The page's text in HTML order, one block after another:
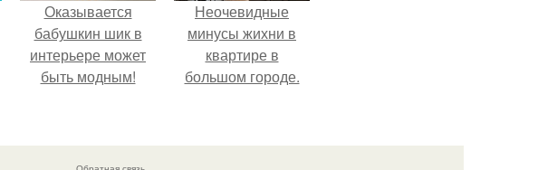
Оказывается
бабушкин шик в
интерьере может
быть модным!
Неочевидные
минусы жихни в
квартире в
большом городе.